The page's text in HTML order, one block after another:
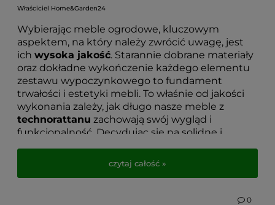
Właściciel Home&Garden24
Wybierając meble ogrodowe, kluczowym
aspektem, na który należy zwrócić uwagę, jest
ich wysoka jakość. Starannie dobrane materiały
oraz dokładne wykończenie każdego elementu
zestawu wypoczynkowego to fundament
trwałości i estetyki mebli. To właśnie od jakości
wykonania zależy, jak długo nasze meble z
technorattanu zachowają swój wygląd i
funkcjonalność. Decydując się na solidne i
one służyć przez wiele lat.
Nie bez znaczenia pozostaje również sposób
czytaj całość »
0